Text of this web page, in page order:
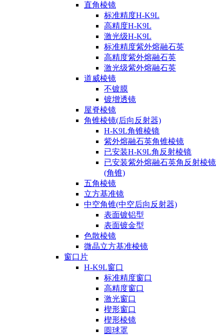
直角棱镜
标准精度H-K9L
高精度H-K9L
激光级H-K9L
标准精度紫外熔融石英
高精度紫外熔融石英
激光级紫外熔融石英
道威棱镜
不镀膜
镀增透镜
屋脊棱镜
角锥棱镜(后向反射器)
H-K9L角锥棱镜
紫外熔融石英角锥棱镜
已安装H-K9L角反射棱镜
已安装紫外熔融石英角反射棱镜
(角锥)
五角棱镜
立方基准镜
中空角锥(中空后向反射器)
表面镀铝型
表面镀金型
色散棱镜
微晶立方基准棱镜
窗口片
H-K9L窗口
标准精度窗口
高精度窗口
激光窗口
楔形窗口
楔形棱镜
圆球罩